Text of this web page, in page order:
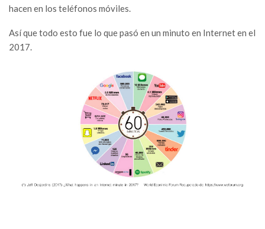
hacen en los teléfonos móviles.
Así que todo esto fue lo que pasó en un minuto en Internet en el
2017.